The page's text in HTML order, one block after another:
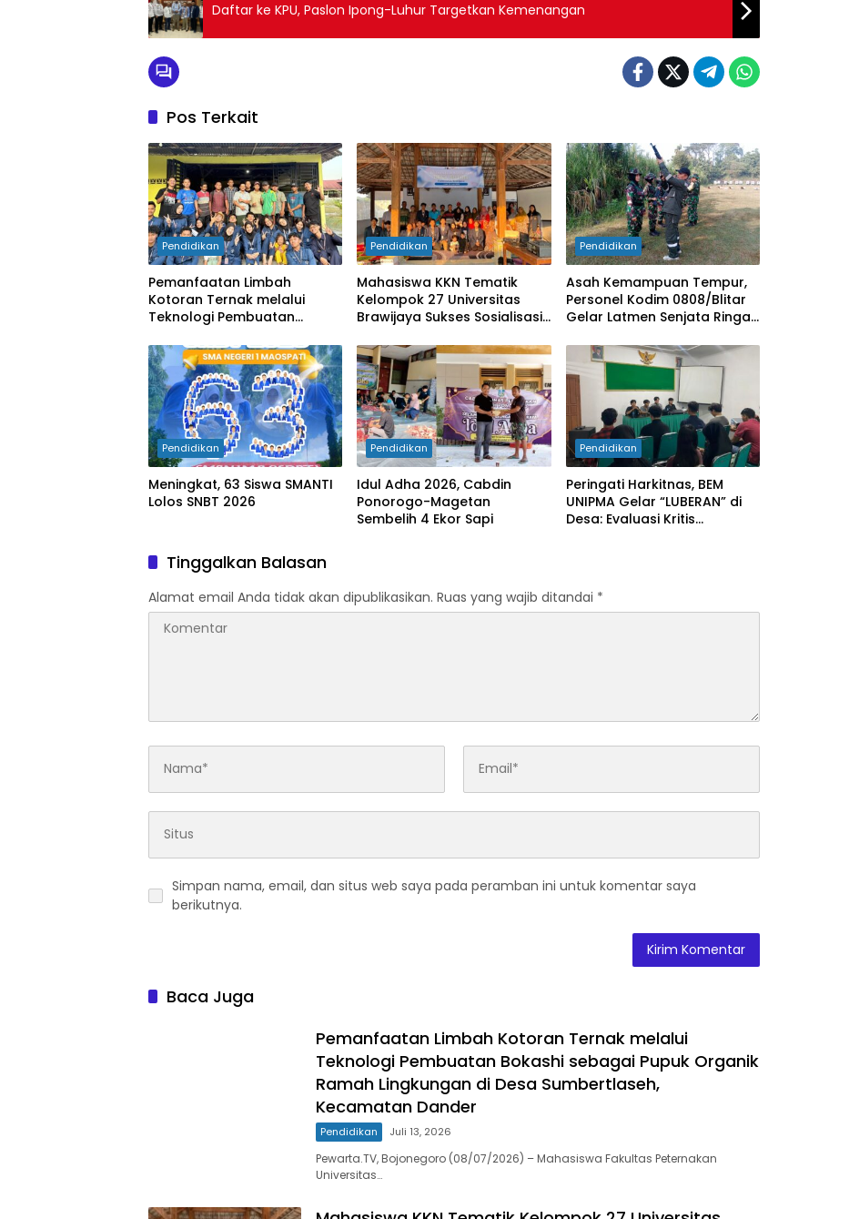
Daftar ke KPU, Paslon Ipong-Luhur Targetkan Kemenangan
Pos Terkait
Pendidikan
Pemanfaatan Limbah
Kotoran Ternak melalui
Teknologi Pembuatan
Organik Ramah Lingkungan
di Desa Sumbertlaseh,
Kecamatan Dander
Pendidikan
Mahasiswa KKN Tematik
Kelompok 27 Universitas
Brawijaya Sukses Sosialisasi
Tepat Guna
Pendidikan
Asah Kemampuan Tempur,
Personel Kodim 0808/Blitar
Gelar Latmen Senjata Ringan
Pendidikan
Meningkat, 63 Siswa SMANTI
Lolos SNBT 2026
Pendidikan
Idul Adha 2026, Cabdin
Ponorogo-Magetan
Sembelih 4 Ekor Sapi
Pendidikan
Peringati Harkitnas, BEM
UNIPMA Gelar “LUBERAN” di
Desa: Evaluasi Kritis
Tinggalkan Balasan
Alamat email Anda tidak akan dipublikasikan. Ruas yang wajib ditandai *
Simpan nama, email, dan situs web saya pada peramban ini untuk komentar saya
berikutnya.
Baca Juga
Pemanfaatan Limbah Kotoran Ternak melalui
Teknologi Pembuatan Bokashi sebagai Pupuk Organik
Ramah Lingkungan di Desa Sumbertlaseh,
Kecamatan Dander
Pendidikan Juli 13, 2026
Pewarta.TV, Bojonegoro (08/07/2026) – Mahasiswa Fakultas Peternakan
Universitas…